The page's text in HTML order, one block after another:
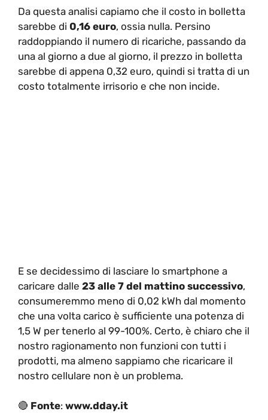
Da questa analisi capiamo che il costo in bolletta
sarebbe di 0,16 euro, ossia nulla. Persino
raddoppiando il numero di ricariche, passando da
una al giorno a due al giorno, il prezzo in bolletta
sarebbe di appena 0,32 euro, quindi si tratta di un
costo totalmente irrisorio e che non incide.
E se decidessimo di lasciare lo smartphone a
caricare dalle 23 alle 7 del mattino successivo,
consumeremmo meno di 0,02 kWh dal momento
che una volta carico è sufficiente una potenza di
1,5 W per tenerlo al 99-100%. Certo, è chiaro che il
nostro ragionamento non funzioni con tutti i
prodotti, ma almeno sappiamo che ricaricare il
nostro cellulare non è un problema.
🔴 Fonte: www.dday.it